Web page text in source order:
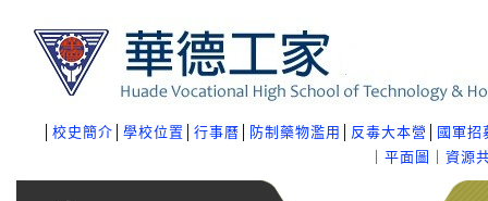
校史簡介 學校位置 行事曆 防制藥物濫用 反毒大本營
國軍招
平面圖 資源